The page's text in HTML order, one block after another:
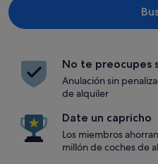
No te preocupes
Anulación sin
de alquiler
Date un capricho
Los miembros
millón de coches de